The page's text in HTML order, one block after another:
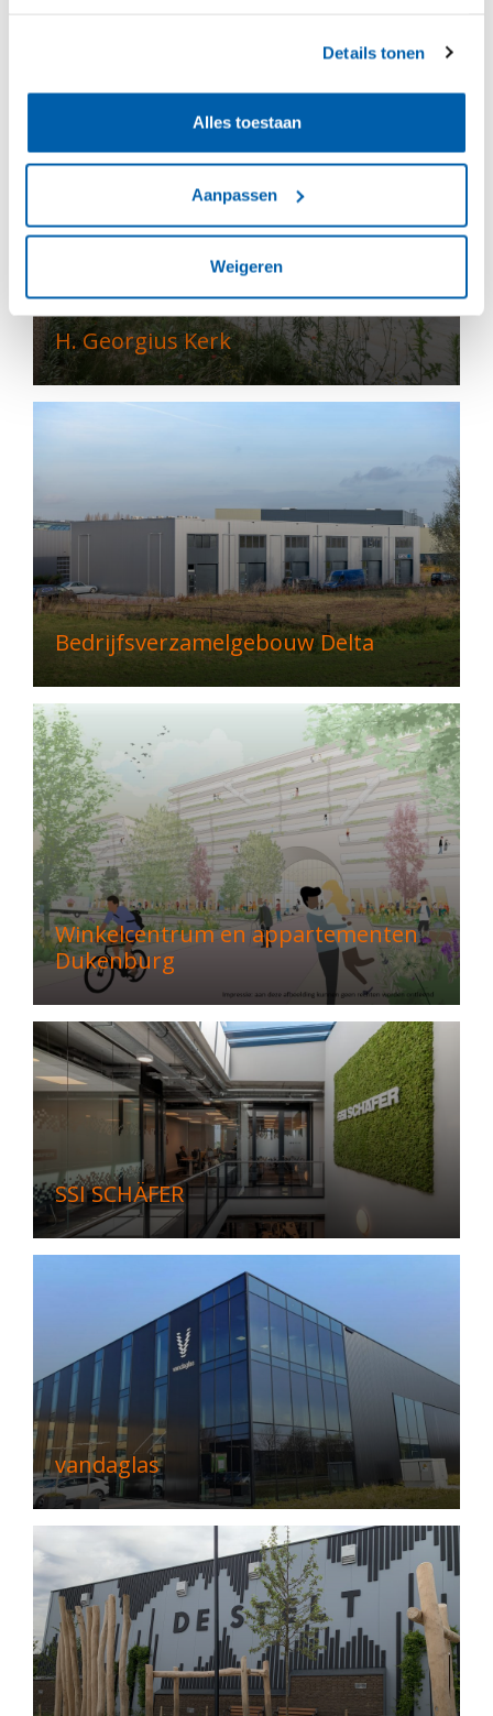
Details tonen
Alles toestaan
Aanpassen
Weigeren
H. Georgius Kerk
Bedrijfsverzamelgebouw Delta
Winkelcentrum en appartementen
Dukenburg
SSI SCHÄFER
vandaglas